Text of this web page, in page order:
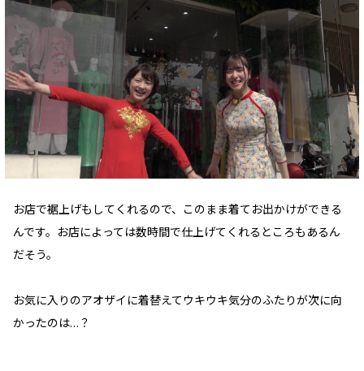
お店で裾上げもしてくれるので、このまま着てお出かけができる
んです。お店によっては数時間で仕上げてくれるところもあるん
だそう。
お気に入りのアオザイに着替えてウキウキ気分のふたりが次に向
かったのは…？